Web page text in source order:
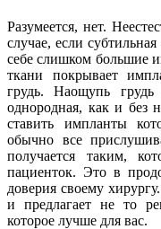
Разумеется, нет.
случае, если
себе слишком большие
ткани покрывает
грудь. Наощупь
однородная, как и без
ставить импланты
обычно все
получается таким,
пациенток. Это в
доверия своему
и предлагает не то
которое лучше для вас.